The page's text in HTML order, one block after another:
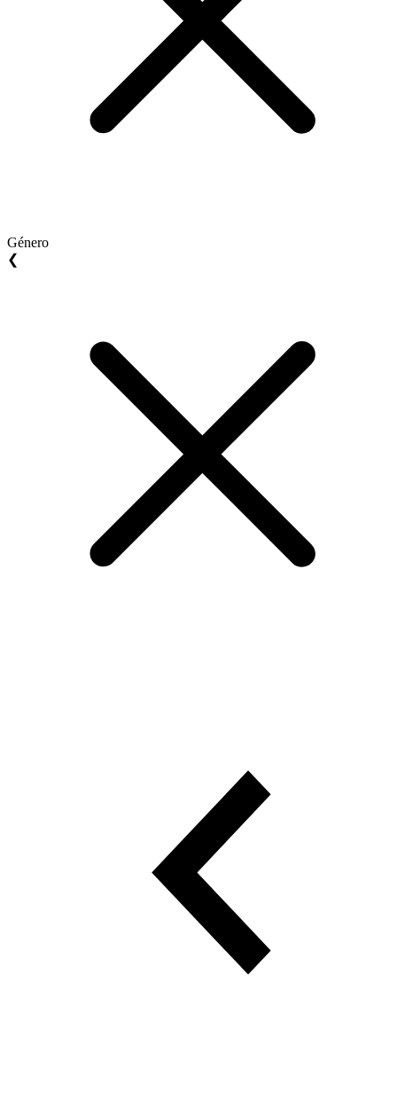
Género
❮